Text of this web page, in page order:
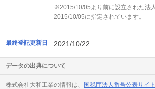
※2015/10/05より前に設立された法
2015/10/05に指定されています。
最終登記更新日 2021/10/22
データの出典について
株式会社大和工業の情報は、 国税庁法人番号公表サイ